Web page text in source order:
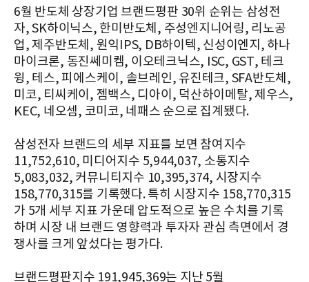
6월 반도체 상장기업 브랜드평판 30위 순위는 삼성전
자, SK하이닉스, 한미반도체, 주성엔지니어링, 리노공
업, 제주반도체, 원익IPS, DB하이텍, 신성이엔지, 하나
마이크론, 동진쎄미켐, 이오테크닉스, ISC, GST, 테크
윙, 테스, 피에스케이, 솔브레인, 유진테크, SFA반도체,
미코, 티씨케이, 젬백스, 디아이, 덕산하이메탈, 제우스,
KEC, 네오셈, 코미코, 네패스 순으로 집계됐다.
삼성전자 브랜드의 세부 지표를 보면 참여지수
11,752,610, 미디어지수 5,944,037, 소통지수
5,083,032, 커뮤니티지수 10,395,374, 시장지수
158,770,315를 기록했다. 특히 시장지수 158,770,315
가 5개 세부 지표 가운데 압도적으로 높은 수치를 기록
하며 시장 내 브랜드 영향력과 투자자 관심 측면에서 경
쟁사를 크게 앞섰다는 평가다.
브랜드평판지수 191,945,369는 지난 5월